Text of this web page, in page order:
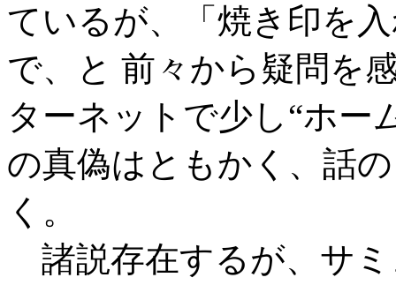
ているが、「焼き印を
で、と 前々から疑問を
ターネットで少し“ホー
の真偽はともかく、話
く。
諸説存在するが、サ